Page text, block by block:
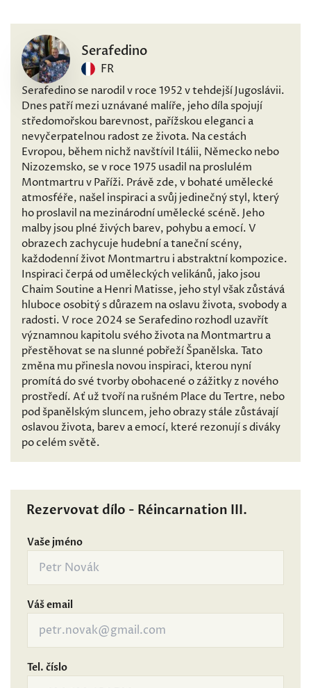
Serafedino
FR
Serafedino se narodil v roce 1952 v tehdejší Jugoslávii.
Dnes patří mezi uznávané malíře, jeho díla spojují
středomořskou barevnost, pařížskou eleganci a
nevyčerpatelnou radost ze života. Na cestách
Evropou, během nichž navštívil Itálii, Německo nebo
Nizozemsko, se v roce 1975 usadil na proslulém
Montmartru v Paříži. Právě zde, v bohaté umělecké
atmosféře, našel inspiraci a svůj jedinečný styl, který
ho proslavil na mezinárodní umělecké scéně. Jeho
malby jsou plné živých barev, pohybu a emocí. V
obrazech zachycuje hudební a taneční scény,
každodenní život Montmartru i abstraktní kompozice.
Inspiraci čerpá od uměleckých velikánů, jako jsou
Chaim Soutine a Henri Matisse, jeho styl však zůstává
hluboce osobitý s důrazem na oslavu života, svobody a
radosti. V roce 2024 se Serafedino rozhodl uzavřít
významnou kapitolu svého života na Montmartru a
přestěhovat se na slunné pobřeží Španělska. Tato
změna mu přinesla novou inspiraci, kterou nyní
promítá do své tvorby obohacené o zážitky z nového
prostředí. Ať už tvoří na rušném Place du Tertre, nebo
pod španělským sluncem, jeho obrazy stále zůstávají
oslavou života, barev a emocí, které rezonují s diváky
po celém světě.
Rezervovat dílo - Réincarnation III.
Vaše jméno
Váš email
Tel. číslo